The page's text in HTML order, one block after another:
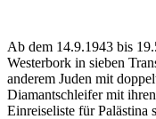
Ab dem 14.9.1943 bis
Westerbork in sieben
anderem Juden mit
Diamantschleifer mit
Einreiseliste für Palästina